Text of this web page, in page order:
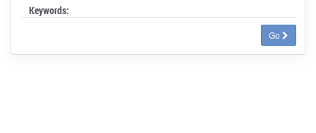
Keywords:
Go